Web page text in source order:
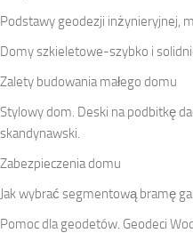
Podstawy geodezji inżynieryjnej,
Domy szkieletowe-szybko i
Zalety budowania małego domu
Stylowy dom. Deski na podbitkę
skandynawski.
Zabezpieczenia domu
Jak wybrać segmentową bramę
Pomoc dla geodetów. Geodeci